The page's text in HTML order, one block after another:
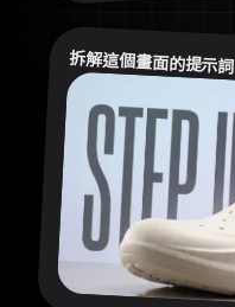
拆解這個畫面的提示詞